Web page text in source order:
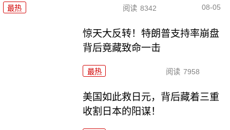
最热 阅读 8342 08-05
惊天大反转！特朗普支持率崩盘
背后竟藏致命一击
最热 阅读 7958
美国如此救日元，背后藏着三重
收割日本的阳谋！